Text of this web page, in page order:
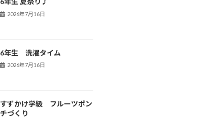
2026年7月16日
6年生 洗濯タイム
2026年7月16日
すずかけ学級 フルーツポン
チづくり